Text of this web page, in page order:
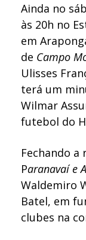
Ainda no
às 20h no
em
de Campo
Ulisses
terá um
Wilmar
futebol do
Fechando a
Paranavaí e
Waldemiro
Batel, em
clubes na